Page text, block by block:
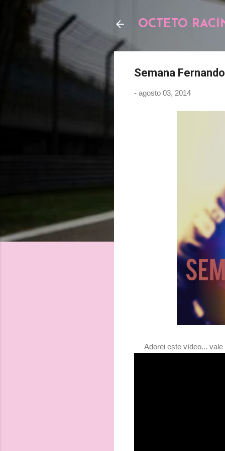
OCTETO
Semana
- agosto 03, 2014
Adorei este vídeo...